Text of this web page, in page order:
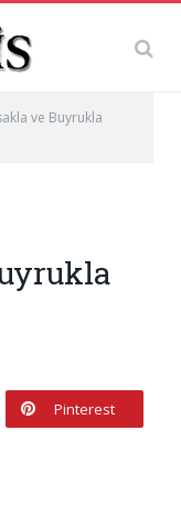
ve Buyrukla
Pinterest